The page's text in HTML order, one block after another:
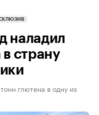
наладил
страну
глютена в одну из